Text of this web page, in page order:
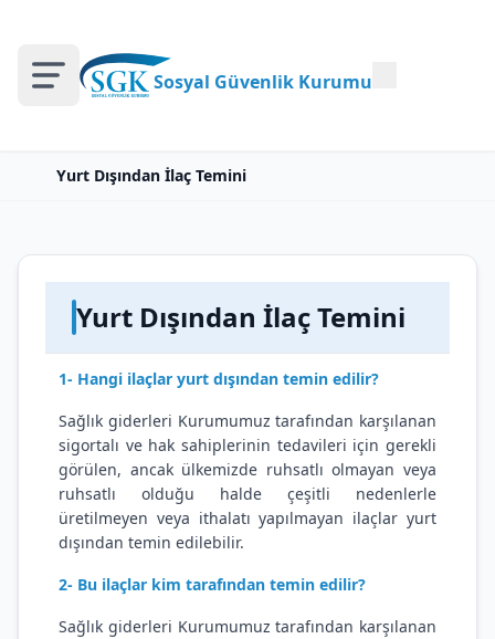
Sosyal Güvenlik Kurumu
Yurt Dışından İlaç Temini
Yurt Dışından İlaç Temini
1- Hangi ilaçlar yurt dışından temin edilir?
Sağlık giderleri Kurumumuz tarafından karşılanan
sigortalı ve hak sahiplerinin tedavileri için gerekli
görülen, ancak ülkemizde ruhsatlı olmayan veya
ruhsatlı olduğu halde çeşitli nedenlerle
üretilmeyen veya ithalatı yapılmayan ilaçlar yurt
dışından temin edilebilir.
2- Bu ilaçlar kim tarafından temin edilir?
Sağlık giderleri Kurumumuz tarafından karşılanan